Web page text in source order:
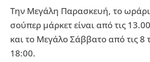
Την Μεγάλη Παρασκευή, το
σούπερ μάρκετ είναι από τις
και το Μεγάλο Σάββατο από τις 8
18:00.